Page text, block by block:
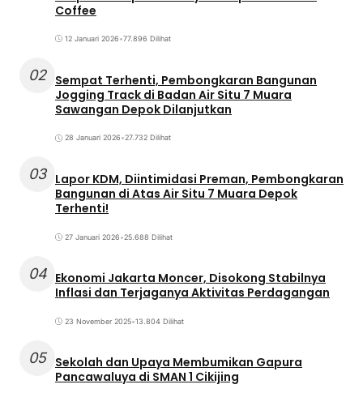
Coffee
12 Januari 2026•77.896 Dilihat
02 Sempat Terhenti, Pembongkaran Bangunan
Jogging Track di Badan Air Situ 7 Muara
Sawangan Depok Dilanjutkan
28 Januari 2026•27.732 Dilihat
03 Lapor KDM, Diintimidasi Preman, Pembongkaran
Bangunan di Atas Air Situ 7 Muara Depok
Terhenti!
27 Januari 2026•25.688 Dilihat
04 Ekonomi Jakarta Moncer, Disokong Stabilnya
Inflasi dan Terjaganya Aktivitas Perdagangan
23 November 2025•13.804 Dilihat
05 Sekolah dan Upaya Membumikan Gapura
Pancawaluya di SMAN 1 Cikijing